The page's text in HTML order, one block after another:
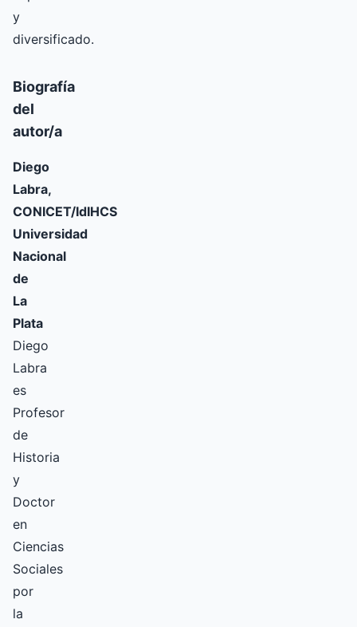
y
diversificado.
Biografía
del
autor/a
Diego
Labra,
CONICET/IdIHCS
Universidad
Nacional
de
La
Plata
Diego
Labra
es
Profesor
de
Historia
y
Doctor
en
Ciencias
Sociales
por
la